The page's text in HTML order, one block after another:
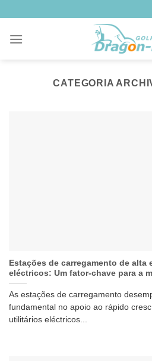
CATEGORIA
Estações de carregamento de
eléctricos: Um fator-chave para a
As estações de carregamento
fundamental no apoio ao rápido
utilitários eléctricos...